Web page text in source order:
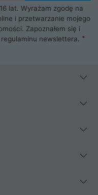
lat. Wyrażam zgodę na
i przetwarzanie mojego
Zapoznałem się i
regulaminu newslettera.